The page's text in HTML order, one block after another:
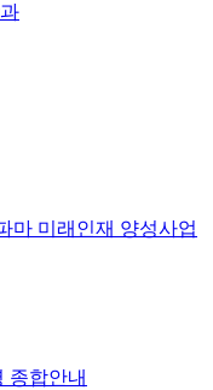
마 미래인재 양성사업
종합안내